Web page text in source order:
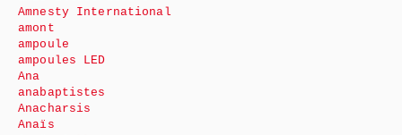
Amnesty International
amont
ampoule
ampoules LED
Ana
anabaptistes
Anacharsis
Anaïs